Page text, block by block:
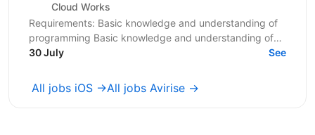
Cloud Works
Requirements: Basic knowledge and understanding of
programming Basic knowledge and understanding of
OOP Basic knowledge of Swift Basic knowledge of...
30 July See
All jobs iOS →All jobs Avirise →